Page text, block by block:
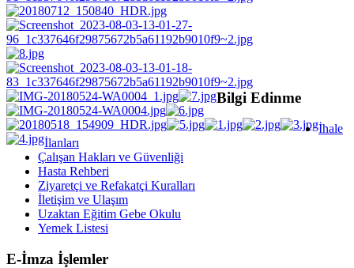
Bilgi Edinme
İhale
İlanları
Çalışan Hakları ve Güvenliği
Hasta Rehberi
Ziyaretçi ve Refakatçi Kuralları
İletişim ve Ulaşım
Uzaktan Eğitim Gebe Okulu
Yemek Listesi
E-İmza İşlemler